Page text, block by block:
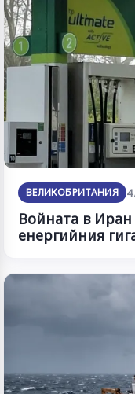
ВЕЛИКОБРИТАНИЯ 4
Войната в
енергийния